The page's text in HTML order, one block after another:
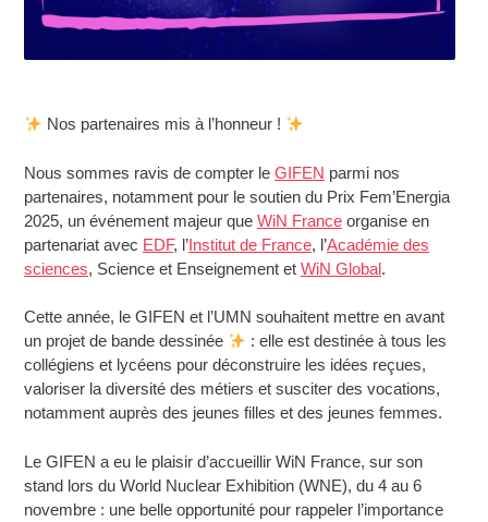
Nos partenaires mis à l’honneur !
Nous sommes ravis de compter leGIFEN parmi nos
partenaires, notamment pour le soutien du Prix Fem’Energia
2025, un événement majeur queWiN France organise en
partenariat avec EDF, l’Institut de France, l’Académie des
sciences, Science et Enseignement etWiN Global.
Cette année, le GIFEN et l’UMN souhaitent mettre en avant
un projet de bande dessinée
: elle est destinée à tous les
collégiens et lycéens pour déconstruire les idées reçues,
valoriser la diversité des métiers et susciter des vocations,
notamment auprès des jeunes filles et des jeunes femmes.
Le GIFEN a eu le plaisir d’accueillir WiN France, sur son
stand lors du World Nuclear Exhibition (WNE), du 4 au 6
novembre : une belle opportunité pour rappeler l’importance